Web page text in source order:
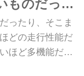
ものだった
けなかった
ったり、そこま
どの走行性能だ
ほど多機能だっ
産車にはない強